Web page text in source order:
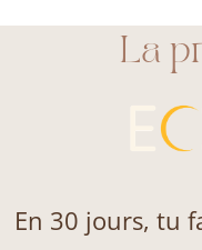
La
En 30 jours, tu